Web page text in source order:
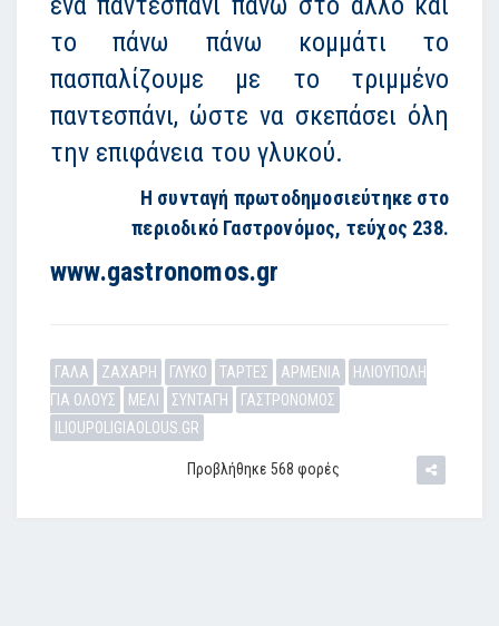
το πάνω πάνω κομμάτι το
πασπαλίζουμε με το τριμμένο
παντεσπάνι, ώστε να σκεπάσει όλη
την επιφάνεια του γλυκού.
Η συνταγή πρωτοδημοσιεύτηκε στο
περιοδικό Γαστρονόμος, τεύχος 238.
www.gastronomos.gr
ΓΑΛΑ ΖΑΧΑΡΗ ΓΛΥΚΟ ΤΑΡΤΕΣ ΑΡΜΕΝΙΑ
ΗΛΙΟΥΠΟΛΗ
ΓΙΑ ΟΛΟΥΣ
ΜΕΛΙ ΣΥΝΤΑΓΗ
ΓΑΣΤΡΟΝΟΜΟΣ
ILIOUPOLIGIAOLOUS.GR
Προβλήθηκε 568 φορές